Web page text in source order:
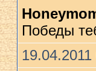
Победы